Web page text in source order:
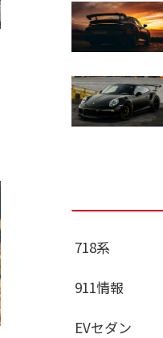
718系
911情報
EVセダン